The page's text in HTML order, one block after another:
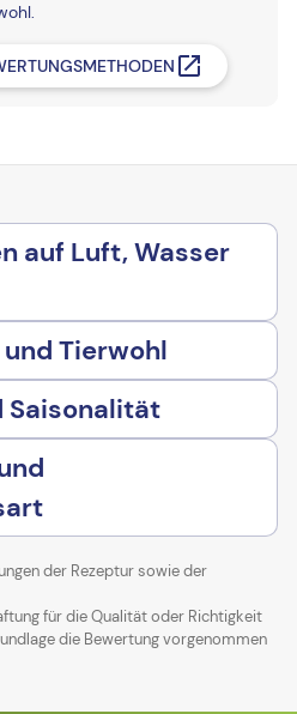
auf Luft, Wasser
Tierwohl
Saisonalität
der Rezeptur sowie der
für die Qualität oder Richtigkeit
die Bewertung vorgenommen